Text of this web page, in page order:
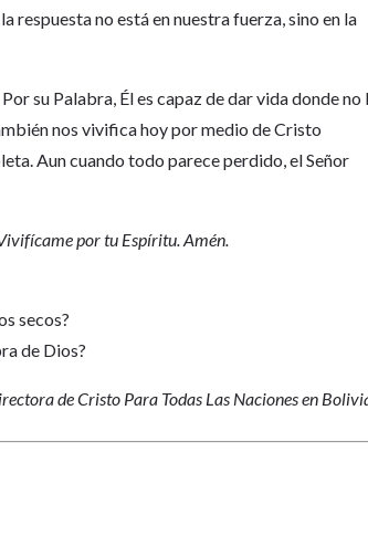
respuesta no está en nuestra fuerza, sino en la
su Palabra, Él es capaz de dar vida donde no
nos vivifica hoy por medio de Cristo
Aun cuando todo parece perdido, el Señor
por tu Espíritu. Amén.
secos?
de Dios?
de Cristo Para Todas Las Naciones en